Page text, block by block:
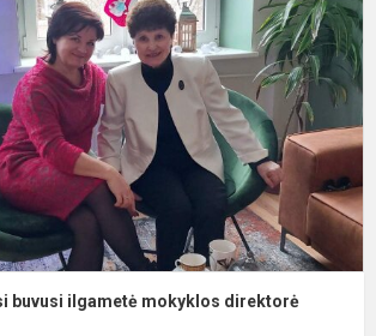
buvusi ilgametė mokyklos direktorė